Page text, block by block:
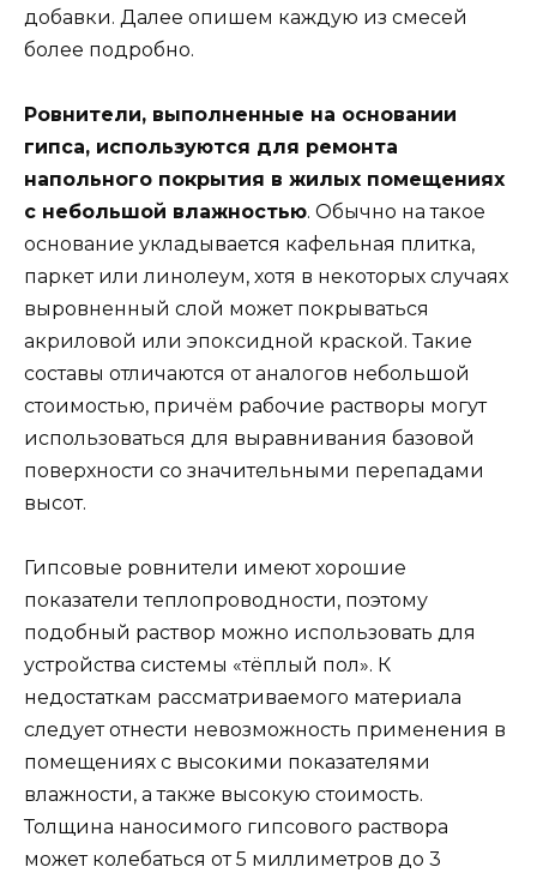
добавки. Далее опишем каждую из смесей
более подробно.
Ровнители, выполненные на основании
гипса, используются для ремонта
напольного покрытия в жилых помещениях
с небольшой влажностью. Обычно на такое
основание укладывается кафельная плитка,
паркет или линолеум, хотя в некоторых случаях
выровненный слой может покрываться
акриловой или эпоксидной краской. Такие
составы отличаются от аналогов небольшой
стоимостью, причём рабочие растворы могут
использоваться для выравнивания базовой
поверхности со значительными перепадами
высот.
Гипсовые ровнители имеют хорошие
показатели теплопроводности, поэтому
подобный раствор можно использовать для
устройства системы «тёплый пол». К
недостаткам рассматриваемого материала
следует отнести невозможность применения в
помещениях с высокими показателями
влажности, а также высокую стоимость.
Толщина наносимого гипсового раствора
может колебаться от 5 миллиметров до 3